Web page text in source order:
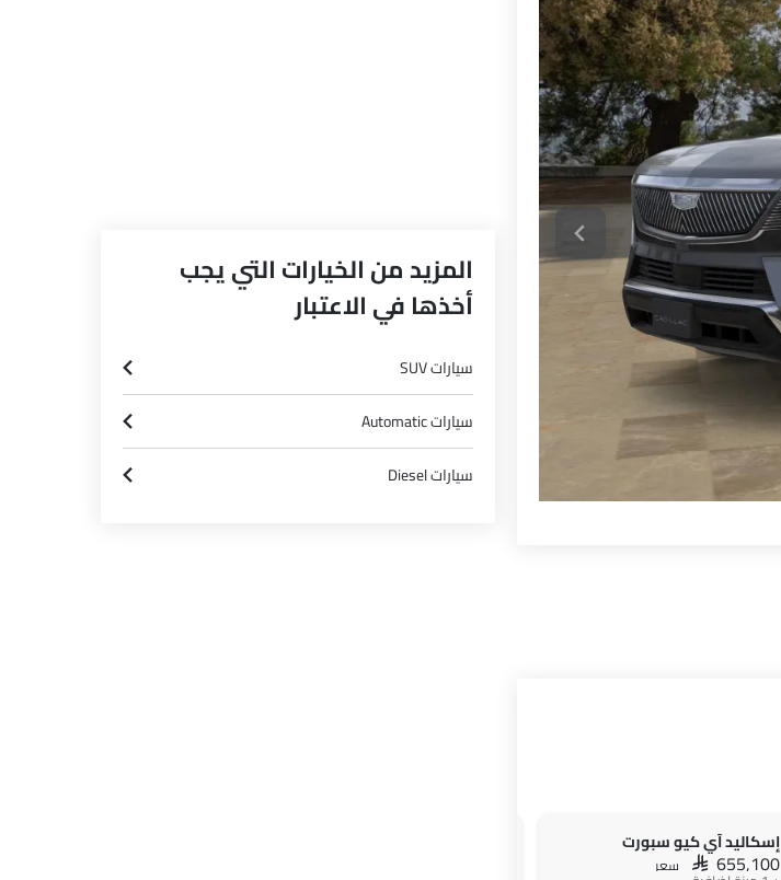
إسكاليد آي كيو سبورت
SAR 655,100 سعر
المزيد من الخيارات التي يجب
أخذها في الاعتبار
سيارات SUV
سيارات Automatic
سيارات Diesel